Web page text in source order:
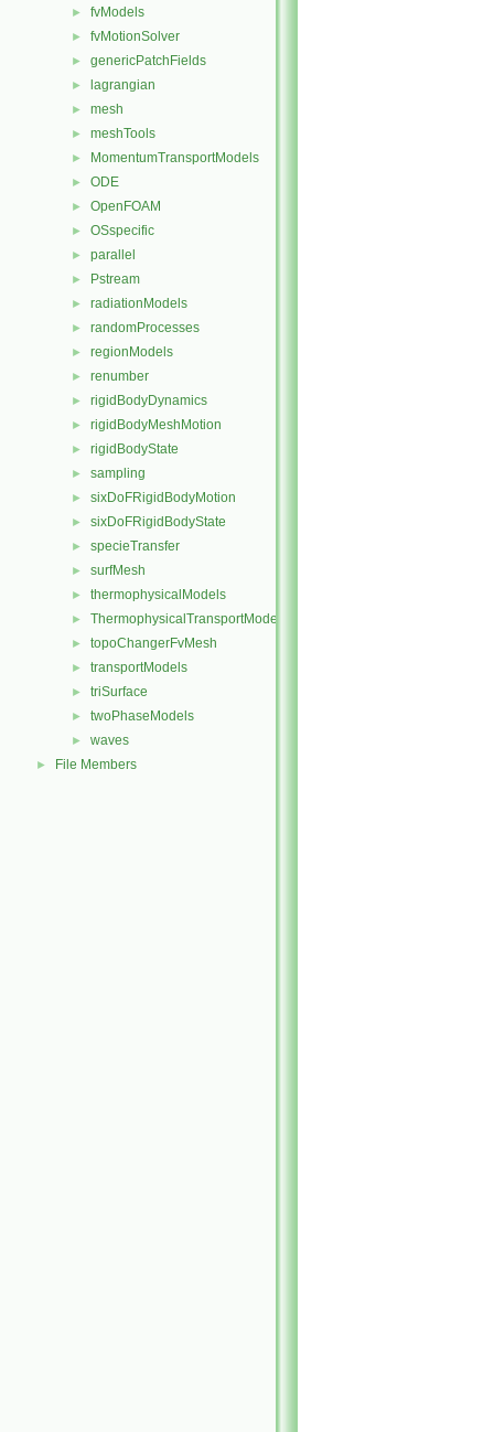
► fvModels
► fvMotionSolver
► genericPatchFields
► lagrangian
► mesh
► meshTools
► MomentumTransportModels
► ODE
► OpenFOAM
► OSspecific
► parallel
► Pstream
► radiationModels
► randomProcesses
► regionModels
► renumber
► rigidBodyDynamics
► rigidBodyMeshMotion
► rigidBodyState
► sampling
► sixDoFRigidBodyMotion
► sixDoFRigidBodyState
► specieTransfer
► surfMesh
► thermophysicalModels
► ThermophysicalTransportModels
► topoChangerFvMesh
► transportModels
► triSurface
► twoPhaseModels
► waves
► File Members